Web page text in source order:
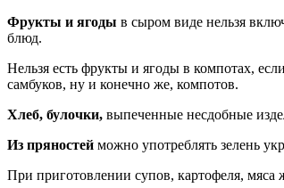
Фрукты и ягоды в сыром виде нельзя
блюд.
Нельзя есть фрукты и ягоды в компотах,
самбуков, ну и конечно же, компотов.
Хлеб, булочки, выпеченные несдобные
Из пряностей можно употреблять зелень
При приготовлении супов, картофеля, мяса